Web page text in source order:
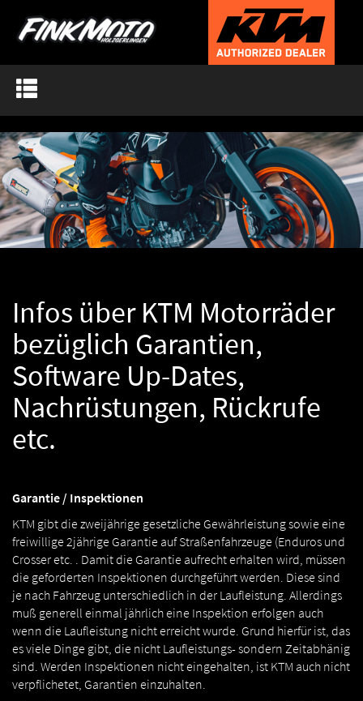
Toggle
navigation
Infos über KTM Motorräder
bezüglich Garantien,
Software Up-Dates,
Nachrüstungen, Rückrufe
etc.
Garantie / Inspektionen
KTM gibt die zweijährige gesetzliche Gewährleistung sowie eine
freiwillige 2jährige Garantie auf Straßenfahrzeuge (Enduros und
Crosser etc. . Damit die Garantie aufrecht erhalten wird, müssen
die geforderten Inspektionen durchgeführt werden. Diese sind
je nach Fahrzeug unterschiedlich in der Laufleistung. Allerdings
muß generell einmal jährlich eine Inspektion erfolgen auch
wenn die Laufleistung nicht erreicht wurde. Grund hierfür ist, das
es viele Dinge gibt, die nicht Laufleistungs- sondern Zeitabhänig
sind. Werden Inspektionen nicht eingehalten, ist KTM auch nicht
verpflichetet, Garantien einzuhalten.